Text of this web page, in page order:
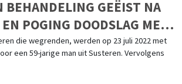
BEHANDELING GEËIST NA
POGING DOODSLAG MET
die wegrenden, werden op 23 juli 2022 met
een 59-jarige man uit Susteren. Vervolgens